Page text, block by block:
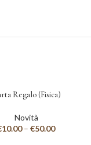
Regalo (Fisica)
Novità
10.00– €50.00